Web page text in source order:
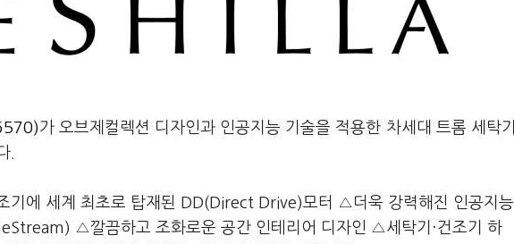
가 오브제컬렉션 디자인과 인공지능 기술을 적용한 차세대 트롬 세탁기
.
기에 세계 최초로 탑재된 DD(Direct Drive)모터 △더욱 강력해진 인공지능
△깔끔하고 조화로운 공간 인테리어 디자인 △세탁기·건조기 하